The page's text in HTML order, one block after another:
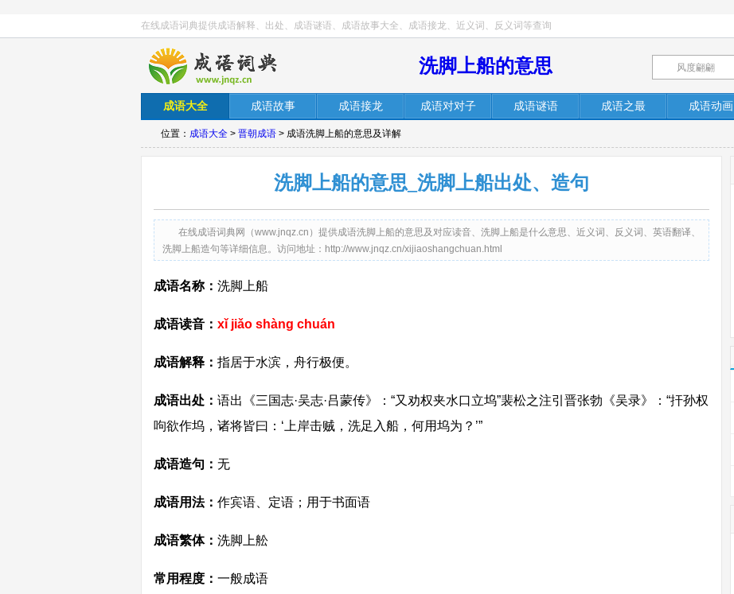
在线成语词典提供成语解释、出处、成语谜语、成语故事大全、成语接龙、近义词、反义词等查询
洗脚上船的意思
成语大全 成语故事 成语接龙 成语对对子 成语谜语 成语之最 成语动画
位置： 成语大全 > 晋朝成语 > 成语洗脚上船的意思及详解
洗脚上船的意思_洗脚上船出处、造句
在线成语词典网（www.jnqz.cn）提供成语洗脚上船的意思及对应读音、洗脚上船是什么意思、近义词、反义词、英语翻译、
洗脚上船造句等详细信息。访问地址：http://www.jnqz.cn/xijiaoshangchuan.html
成语名称： 洗脚上船
成语读音： xǐ jiǎo shàng chuán
成语解释： 指居于水滨，舟行极便。
成语出处： 语出《三国志·吴志·吕蒙传》：“又劝权夹水口立坞”裴松之注引晋张勃《吴录》：“扞孙权
呴欲作坞，诸将皆曰：‘上岸击贼，洗足入船，何用坞为？’”
成语造句： 无
成语用法： 作宾语、定语；用于书面语
成语繁体： 洗脚上舩
常用程度： 一般成语